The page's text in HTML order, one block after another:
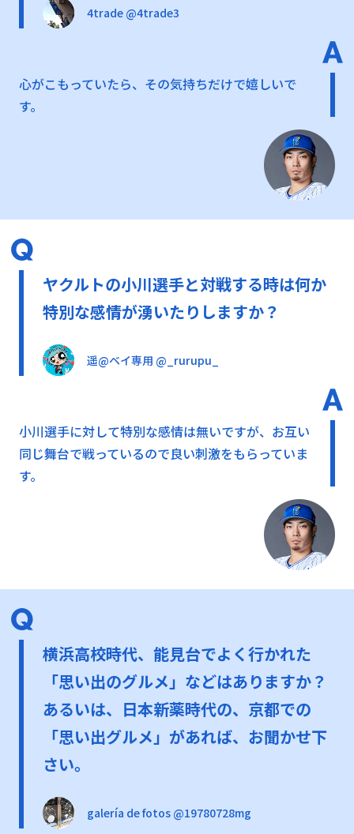
4trade @4trade3
心がこもっていたら、その気持ちだけで嬉しいで
す。
ヤクルトの小川選手と対戦する時は何か
特別な感情が湧いたりしますか？
遥@ベイ専用 @_rurupu_
小川選手に対して特別な感情は無いですが、お互い
同じ舞台で戦っているので良い刺激をもらっていま
す。
横浜高校時代、能見台でよく行かれた
「思い出のグルメ」などはありますか？
あるいは、日本新薬時代の、京都での
「思い出グルメ」があれば、お聞かせ下
さい。
galería de fotos @19780728mg